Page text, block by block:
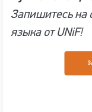
Запишитесь на
языка от UNiF!